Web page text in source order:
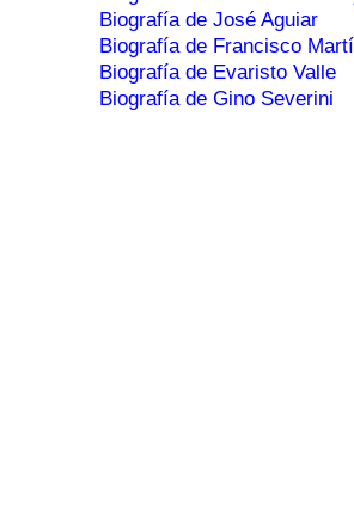
Biografía de José Aguiar
Biografía de Francisco
Biografía de Evaristo Valle
Biografía de Gino Severini